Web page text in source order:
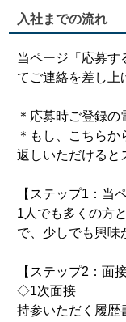
入社までの流れ
当ページ「応募す
てご連絡を差し上
＊応募時ご登録の
＊もし、こちら
返しいただけると
【ステップ1：当
1人でも多くの方
で、少しでも興味
【ステップ2：面
◇1次面接
持参いただく履歴